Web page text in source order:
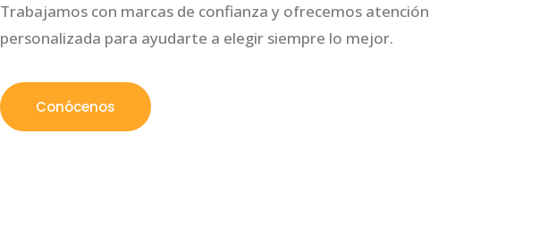
Trabajamos con marcas de confianza y ofrecemos atención
personalizada para ayudarte a elegir siempre lo mejor.
Conócenos